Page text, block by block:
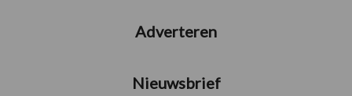
Adverteren
Nieuwsbrief